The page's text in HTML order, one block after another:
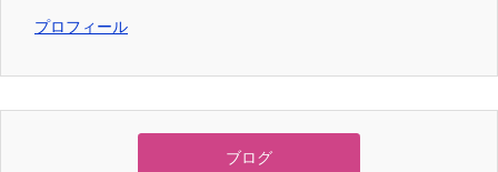
プロフィール
ブログ